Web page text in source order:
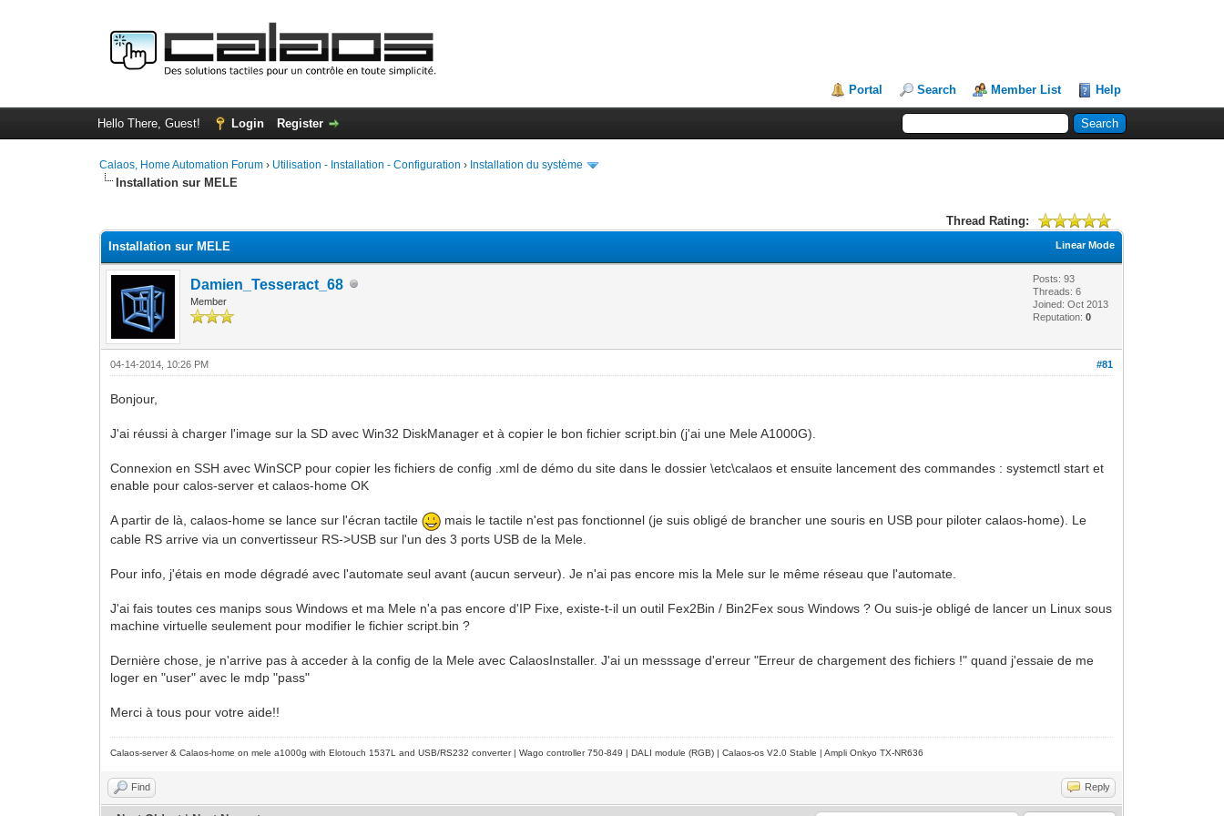
Portal Search Member List Help
Hello There, Guest! Login Register
Calaos, Home Automation Forum › Utilisation - Installation - Configuration › Installation du système
Installation sur MELE
Thread Rating:
Linear Mode
Installation sur MELE
Damien_Tesseract_68
Member
Posts: 93
Threads: 6
Joined: Oct 2013
Reputation:0
#81
04-14-2014, 10:26 PM
Bonjour,
J'ai réussi à charger l'image sur la SD avec Win32 DiskManager et à copier le bon fichier script.bin (j'ai une Mele A1000G).
Connexion en SSH avec WinSCP pour copier les fichiers de config .xml de démo du site dans le dossier \etc\calaos et ensuite lancement des commandes : systemctl start et
enable pour calos-server et calaos-home OK
A partir de là, calaos-home se lance sur l'écran tactile
mais le tactile n'est pas fonctionnel (je suis obligé de brancher une souris en USB pour piloter calaos-home). Le
cable RS arrive via un convertisseur RS->USB sur l'un des 3 ports USB de la Mele.
Pour info, j'étais en mode dégradé avec l'automate seul avant (aucun serveur). Je n'ai pas encore mis la Mele sur le même réseau que l'automate.
J'ai fais toutes ces manips sous Windows et ma Mele n'a pas encore d'IP Fixe, existe-t-il un outil Fex2Bin / Bin2Fex sous Windows ? Ou suis-je obligé de lancer un Linux sous
machine virtuelle seulement pour modifier le fichier script.bin ?
Dernière chose, je n'arrive pas à acceder à la config de la Mele avec CalaosInstaller. J'ai un messsage d'erreur "Erreur de chargement des fichiers !" quand j'essaie de me
loger en "user" avec le mdp "pass"
Merci à tous pour votre aide!!
Calaos-server & Calaos-home on mele a1000g with Elotouch 1537L and USB/RS232 converter | Wago controller 750-849 | DALI module (RGB) | Calaos-os V2.0 Stable | Ampli Onkyo TX-NR636
Find Reply